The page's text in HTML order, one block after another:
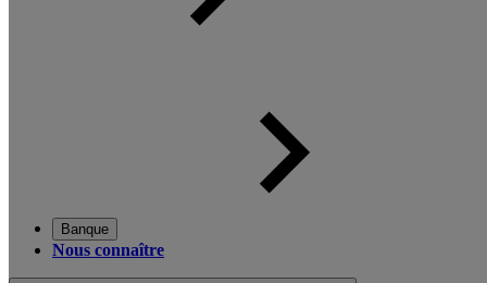
Banque
Nous connaître